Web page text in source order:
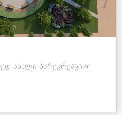
ახალი სარეკრეაციო